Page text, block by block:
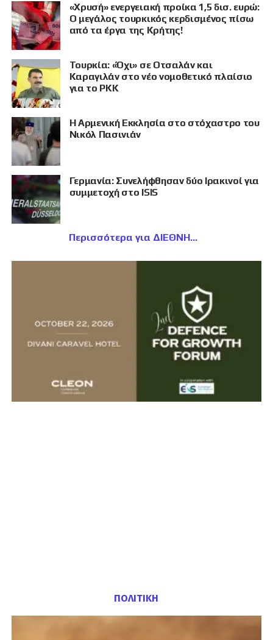
«Χρυσή» ενεργειακή προίκα 1,5 δισ. ευρώ:
Ο μεγάλος τουρκικός κερδισμένος πίσω
από τα έργα της Κρήτης!
Τουρκία: «Όχι» σε Οτσαλάν και
Καραγιλάν στο νέο νομοθετικό πλαίσιο
για το PKK
Η Αρμενική Εκκλησία στο στόχαστρο του
Νικόλ Πασινιάν
Γερμανία: Συνελήφθησαν δύο Ιρακινοί για
συμμετοχή στο ISIS
Περισσότερα για ΔΙΕΘΝΗ
ΠΟΛΙΤΙΚΗ